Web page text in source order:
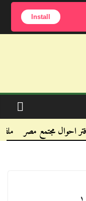
احوال مجتمع مصر
Install